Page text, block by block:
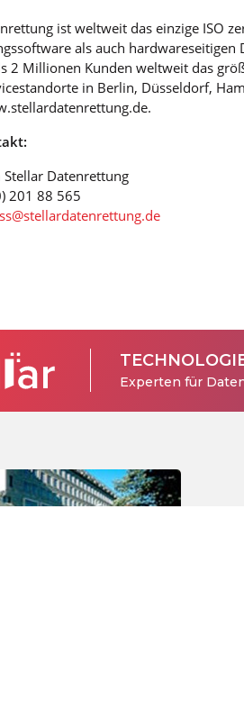
ist weltweit das einzige ISO
als auch
2 Millionen Kunden weltweit das
in Berlin, Düsseldorf,
Stellar Datenrettung
201 88 565
Experten für